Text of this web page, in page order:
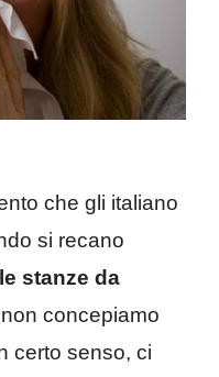
che gli italiano
si recano
stanze da
concepiamo
certo senso, ci